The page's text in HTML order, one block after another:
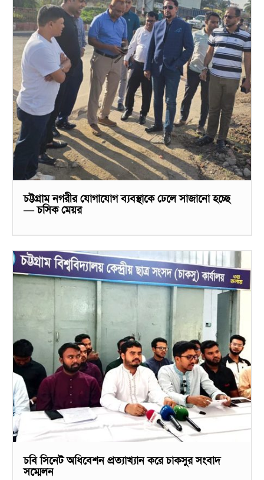
চট্টগ্রাম নগরীর যোগাযোগ ব্যবস্থাকে ঢেলে সাজানো হচ্ছে
— চসিক মেয়র
চবি সিনেট অধিবেশন প্রত্যাখ্যান করে চাকসুর সংবাদ
সম্মেলন